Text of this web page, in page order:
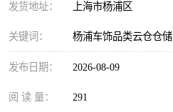
发货地址： 上海市杨浦区
关键词： 杨浦车饰品类云仓仓储
发布日期： 2026-08-09
阅 读 量： 291